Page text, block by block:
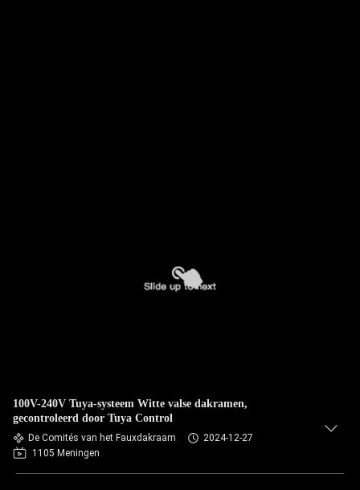
100V-240V Tuya-systeem Witte valse dakramen,
gecontroleerd door Tuya Control
De Comités van het Fauxdakraam
2024-12-27
1105 Meningen